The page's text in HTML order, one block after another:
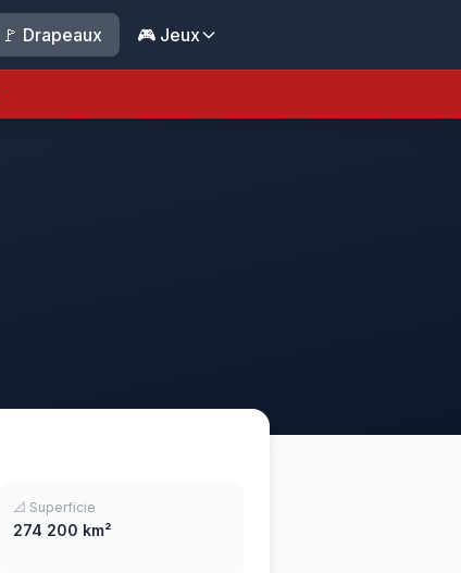
🚩 Drapeaux 🎮 Jeux
📐 Superficie
274 200 km²